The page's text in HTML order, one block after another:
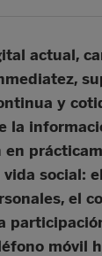
actual,
y
la
en
social:
el
móvil